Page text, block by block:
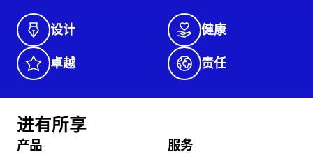
设计 健康
卓越 责任
进有所享
产品 服务